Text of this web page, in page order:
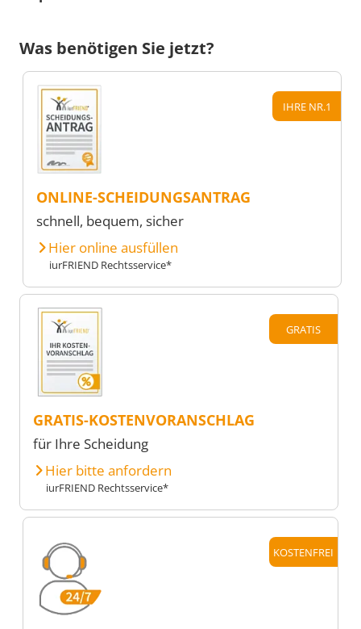
Was benötigen Sie jetzt?
IHRE NR.1
ONLINE-SCHEIDUNGSANTRAG
schnell, bequem, sicher
Hier online ausfüllen
iurFRIEND Rechtsservice*
GRATIS
GRATIS-KOSTENVORANSCHLAG
für Ihre Scheidung
Hier bitte anfordern
iurFRIEND Rechtsservice*
KOSTENFREI